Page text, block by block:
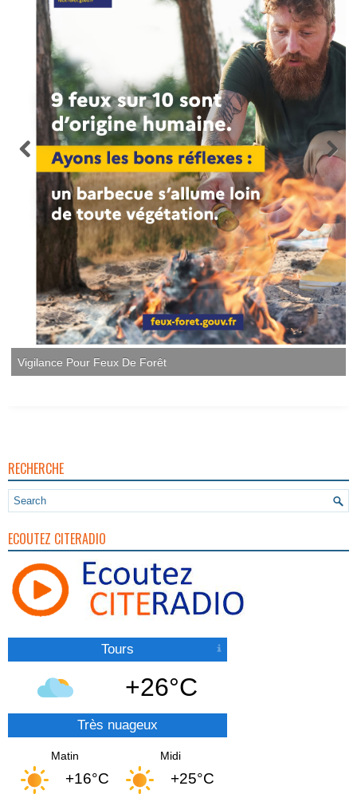
RECHERCHE
ECOUTEZ CITERADIO
Tours
+26°C
Très nuageux
Matin
+16°C
Midi
+25°C